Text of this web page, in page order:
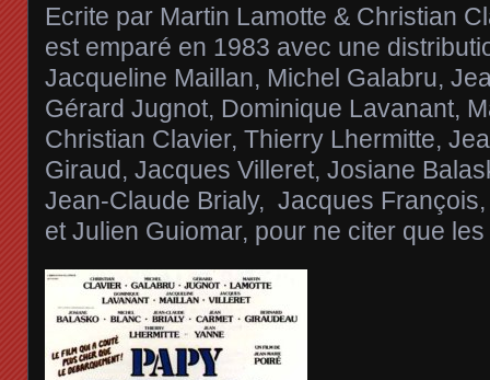
Ecrite par Martin Lamotte & Christian
est emparé en 1983 avec une
Jacqueline Maillan, Michel Galabru,
Gérard Jugnot, Dominique Lavanant,
Christian Clavier, Thierry Lhermitte,
Giraud, Jacques Villeret, Josiane
Jean-Claude Brialy, Jacques
et Julien Guiomar, pour ne citer que